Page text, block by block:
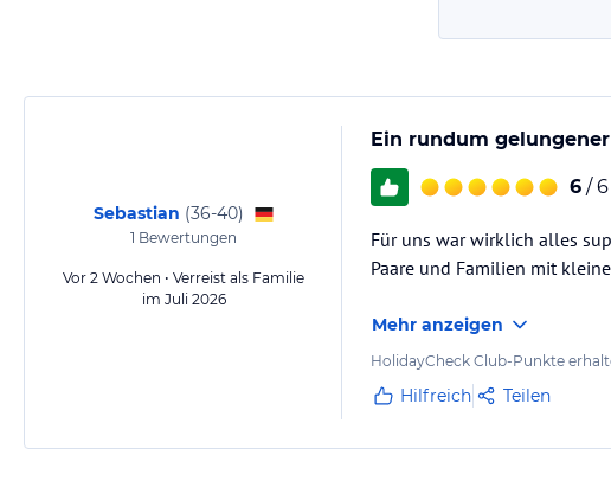
Sebastian (36-40)
1 Bewertungen
Vor 2 Wochen • Verreist als Familie
im Juli 2026
Ein rundum
6 / 6
Für uns war wirklich alles
Paare und Familien mit
Mehr anzeigen
HolidayCheck Club-Punkte
Hilfreich Teilen